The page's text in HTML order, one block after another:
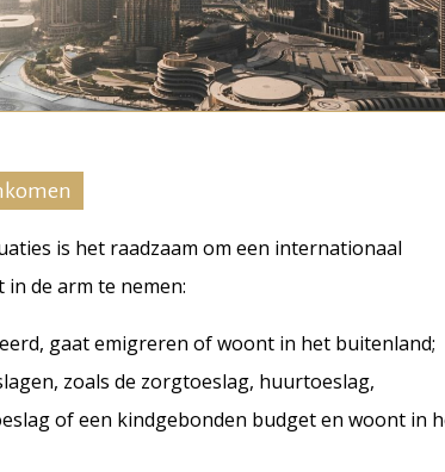
is het raadzaam om een internationaal
de arm te nemen:
gaat emigreren of woont in het buitenland;
zoals de zorgtoeslag, huurtoeslag,
of een kindgebonden budget en woont in